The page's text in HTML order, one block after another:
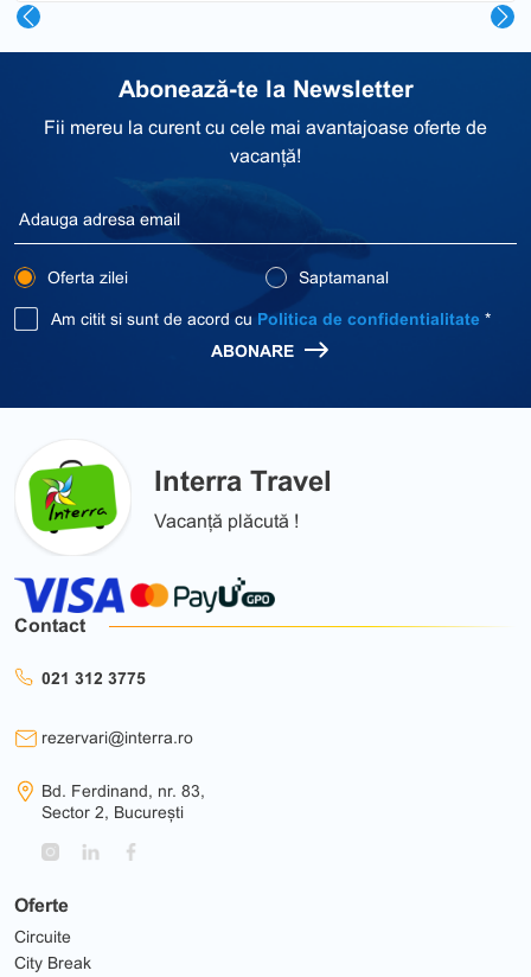
Abonează-te la Newsletter
Fii mereu la curent cu cele mai avantajoase oferte de
vacanță!
Oferta zilei Saptamanal
Am citit si sunt de acord cu Politica de confidentialitate *
ABONARE
Interra Travel
Vacanță plăcută !
Oferte
Circuite
City Break
Contact
021 312 3775
rezervari@interra.ro
Bd. Ferdinand, nr. 83,
Sector 2, București